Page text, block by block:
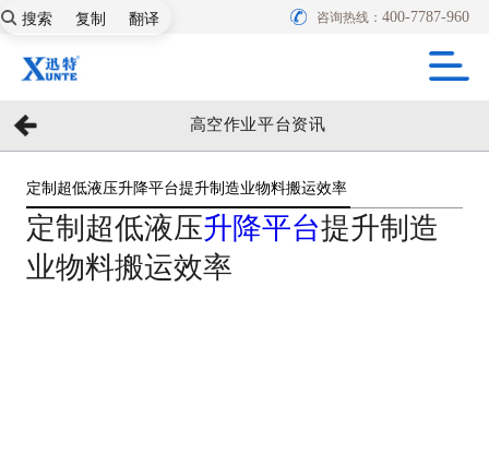
咨询热线：400-7787-960
高空作业平台资讯
定制超低液压升降平台提升制造业物料搬运效率
定制超低液压升降平台提升制造
业物料搬运效率
搜索 复制 翻译